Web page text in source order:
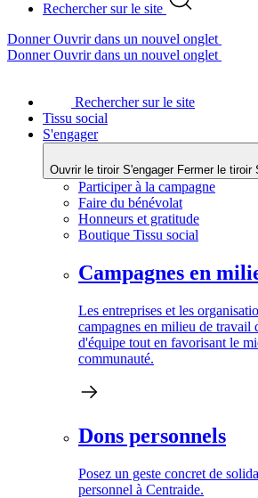
Rechercher sur le site
DonnerOuvrir dans un nouvel onglet
DonnerOuvrir dans un nouvel onglet
Rechercher sur le site
Tissu social
S'engager
Ouvrir le tiroir S'engager Fermer le tiroir
Participer à la campagne
Faire du bénévolat
Honneurs et gratitude
Boutique Tissu social
Campagnes en
Les entreprises et les
campagnes en milieu de travail
d'équipe tout en favorisant le
communauté.
Dons personnels
Posez un geste concret de
personnel à Centraide.